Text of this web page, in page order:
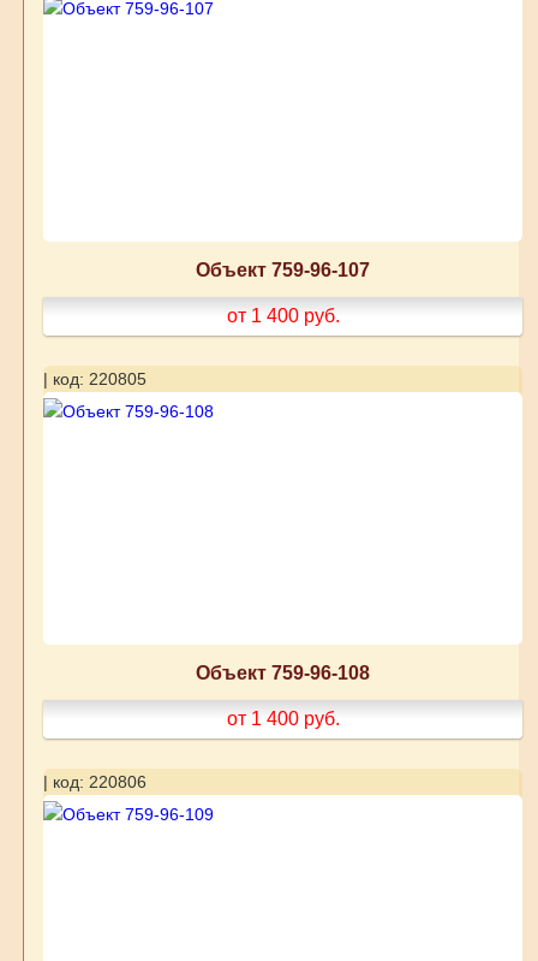
Объект 759-96-107
от 1 400 руб.
| код: 220805
Объект 759-96-108
от 1 400 руб.
| код: 220806